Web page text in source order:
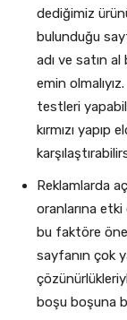
dediğimiz
bulunduğu
adı ve satın
emin
testleri
kırmızı
Reklamlarda
oranlarına
bu faktöre
sayfanın çok
boşu boşuna